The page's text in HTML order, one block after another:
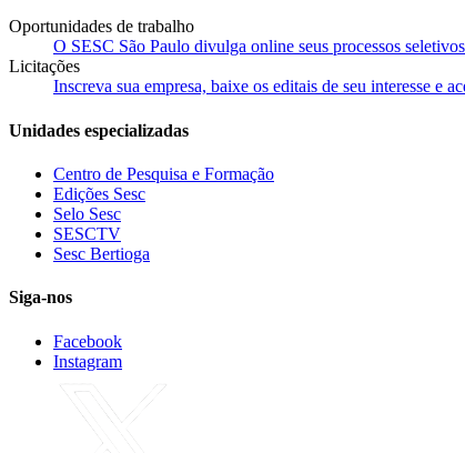
Oportunidades de trabalho
O SESC São Paulo divulga online seus processos
Licitações
Inscreva sua empresa, baixe os editais de seu interesse e
Unidades especializadas
Centro de Pesquisa e Formação
Edições Sesc
Selo Sesc
SESCTV
Sesc Bertioga
Siga-nos
Facebook
Instagram